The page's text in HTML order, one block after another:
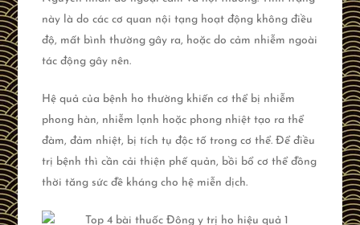
này là do các cơ quan nội tạng hoạt động không điều
độ, mất bình thường gây ra, hoặc do cảm nhiễm ngoài
tác động gây nên.
Hệ quả của bệnh ho thường khiến cơ thể bị nhiễm
phong hàn, nhiễm lạnh hoặc phong nhiệt tạo ra thể
đàm, đảm nhiệt, bị tích tụ độc tố trong cơ thể. Để điều
trị bệnh thì cần cải thiện phế quản, bồi bổ cơ thể đồng
thời tăng sức đề kháng cho hệ miễn dịch.